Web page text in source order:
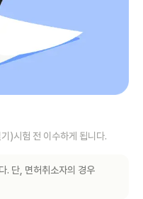
)시험 전 이수하게 됩니다.
. 단, 면허취소자의 경우